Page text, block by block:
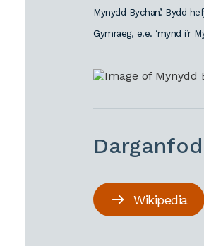
Mynydd Bychan’. Bydd
Gymraeg, e.e. ‘mynd i’r
Wikipedia